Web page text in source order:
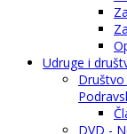
Udruge i
DVD -